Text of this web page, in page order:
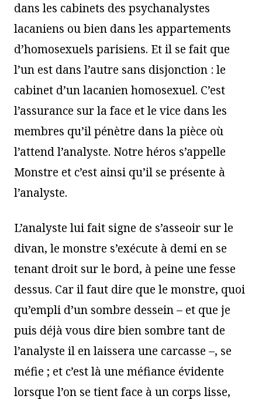
dans les cabinets des psychanalystes
lacaniens ou bien dans les appartements
d’homosexuels parisiens. Et il se fait que
l’un est dans l’autre sans disjonction : le
cabinet d’un lacanien homosexuel. C’est
l’assurance sur la face et le vice dans les
membres qu’il pénètre dans la pièce où
l’attend l’analyste. Notre héros s’appelle
Monstre et c’est ainsi qu’il se présente à
l’analyste.
L’analyste lui fait signe de s’asseoir sur le
divan, le monstre s’exécute à demi en se
tenant droit sur le bord, à peine une fesse
dessus. Car il faut dire que le monstre, quoi
qu’empli d’un sombre dessein – et que je
puis déjà vous dire bien sombre tant de
l’analyste il en laissera une carcasse –, se
méfie ; et c’est là une méfiance évidente
lorsque l’on se tient face à un corps lisse,